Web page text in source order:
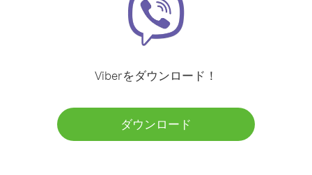
Viberをダウンロード！
ダウンロード